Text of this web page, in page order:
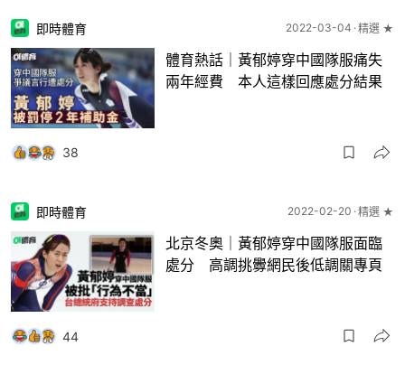
即時體育 2022-03-04 精選 ★
體育熱話｜黃郁婷穿中國隊服痛失
兩年經費 本人這樣回應處分結果
38
即時體育 2022-02-20 精選 ★
北京冬奧｜黃郁婷穿中國隊服面臨
處分 高調挑釁網民後低調關專頁
44